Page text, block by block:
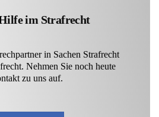
im Strafrecht
in Sachen Strafrecht
Nehmen Sie noch heute
zu uns auf.